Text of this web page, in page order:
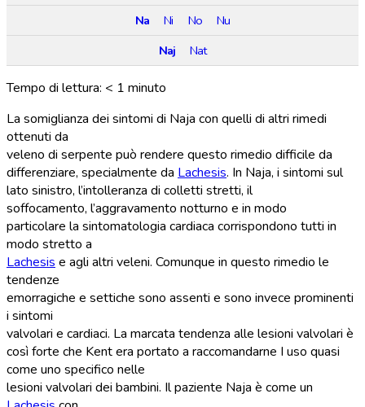
Na
Ni No
Nu
Naj
Nat
Tempo di lettura: < 1 minuto
La somiglianza dei sintomi di Naja con quelli di altri rimedi
ottenuti da
veleno di serpente può rendere questo rimedio difficile da
differenziare, specialmente da Lachesis. In Naja, i sintomi sul
lato sinistro, l’intolleranza di colletti stretti, il
soffocamento, l’aggravamento notturno e in modo
particolare la sintomatologia cardiaca corrispondono tutti in
modo stretto a
Lachesis e agli altri veleni. Comunque in questo rimedio le
tendenze
emorragiche e settiche sono assenti e sono invece prominenti
i sintomi
valvolari e cardiaci. La marcata tendenza alle lesioni valvolari è
così forte che Kent era portato a raccomandarne I uso quasi
come uno specifico nelle
lesioni valvolari dei bambini. Il paziente Naja è come un